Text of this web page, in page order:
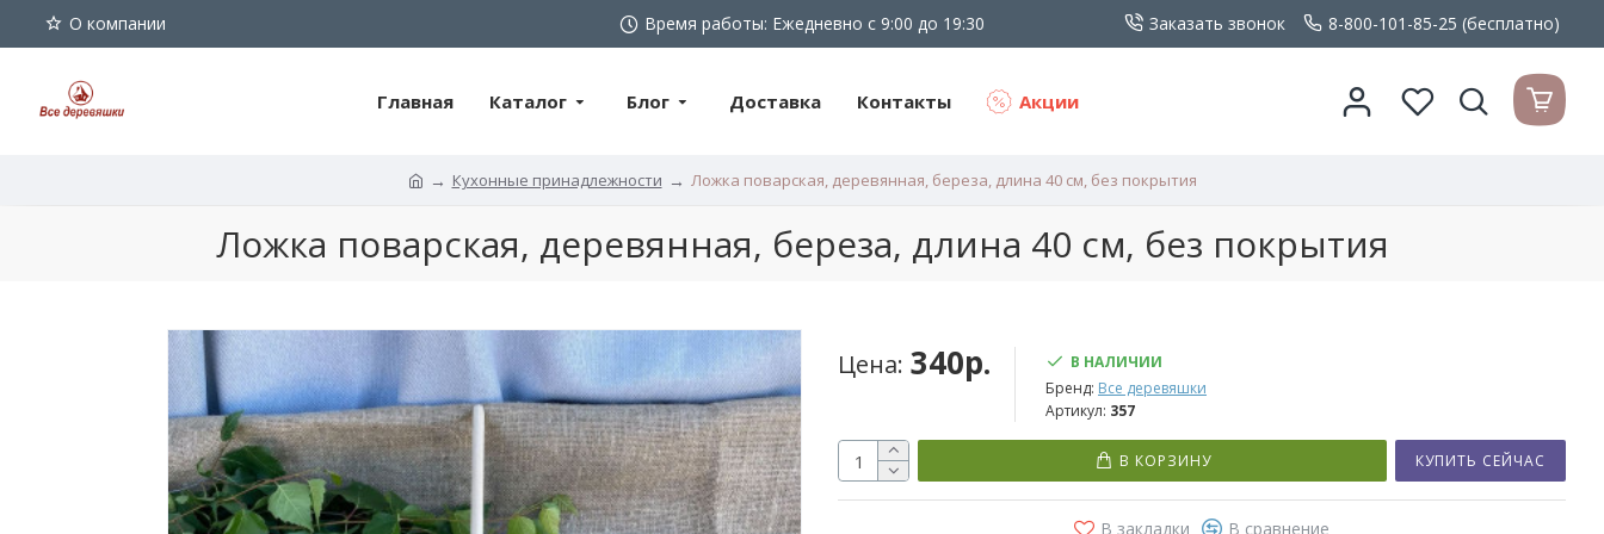
О компании Время работы: Ежедневно с 9:00 до 19:30 Заказать звонок 8-800-101-85-25 (бесплатно)
Главная Каталог Блог Доставка Контакты Акции
Кухонные принадлежности Ложка поварская, деревянная, береза, длина 40 см, без покрытия
поварская,
деревянная,
Ложка поварская, деревянная, береза, длина 40 см, без покрытия
Цена: 340р.
В НАЛИЧИИ
Бренд: Все деревяшки
Артикул: 357
В КОРЗИНУ КУПИТЬ СЕЙЧАС
В закладки В сравнение